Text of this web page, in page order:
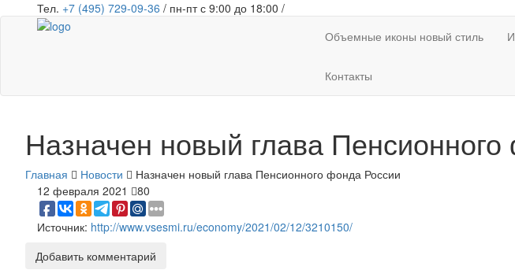
Тел. +7 (495) 729-09-36 / пн-пт с 9:00 до 18:00 /
Объемные иконы новый стиль
Контакты
Назначен новый глава
Главная Новости
Назначен новый глава Пенсионного фонда России
12 февраля 2021
80
Источник: http://www.vsesmi.ru/economy/2021/02/12/3210150/
Добавить комментарий